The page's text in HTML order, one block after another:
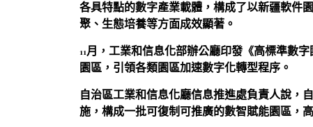
各具特點的數字產業載體，構成了以新疆軟件
聚、生態培養等方面成效顯著。
11月，工業和信息化部辦公廳印發《高標準數
園區，引領各類園區加速數字化轉型程序。
自治區工業和信息化廳信息推進處負責人說，
施，構成一批可復制可推廣的數智賦能園區，